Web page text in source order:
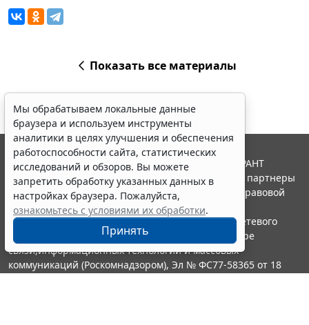
Показать все материалы
Мы обрабатываем локальные данные
браузера и используем инструменты
аналитики в целях улучшения и обеспечения
работоспособности сайта, статистических
исследований и обзоров. Вы можете
запретить обработку указанных данных в
настройках браузера. Пожалуйста,
ознакомьтесь с условиями их обработки.
Принять
© ООО "НПП "ГАРАНТ-СЕРВИС", 2026. Система ГАРАНТ
выпускается с 1990 года. Компания "Гарант" и ее партнеры
являются участниками Российской ассоциации правовой
информации ГАРАНТ.
Портал ГАРАНТ.РУ зарегистрирован в качестве сетевого
издания Федеральной службой по надзору в сфере
связи,информационных технологий и массовых
коммуникаций (Роскомнадзором), Эл № ФС77-58365 от 18